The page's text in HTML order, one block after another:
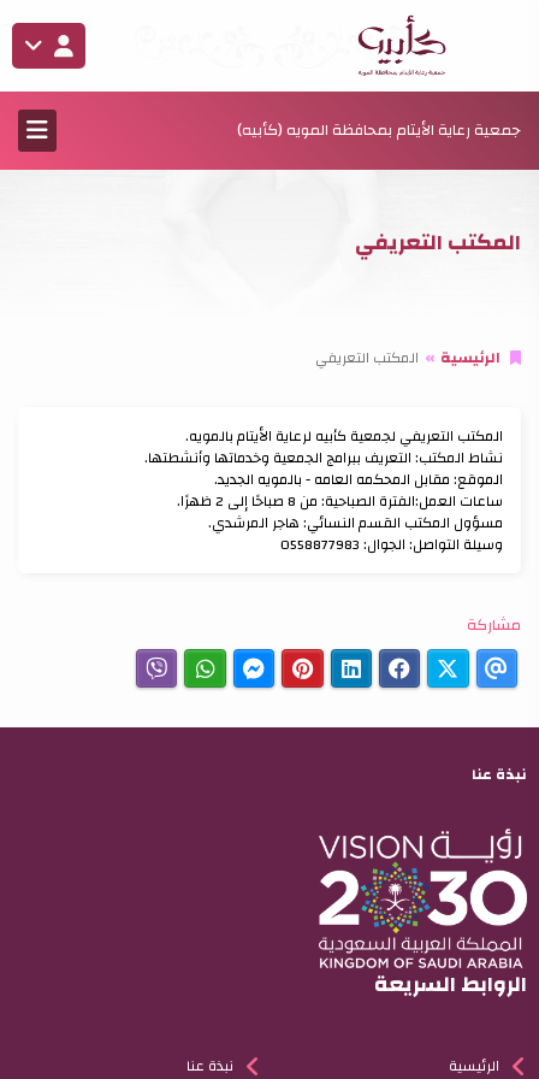
جمعية رعاية الأيتام بمحافظة المويه (كأبيه)
المكتب التعريفي
الرئيسية المكتب التعريفي
المكتب التعريفي لجمعية كأبيه لرعاية الأيتام بالمويه.
نشاط المكتب: التعريف ببرامج الجمعية وخدماتها وأنشطتها.
الموقع: مقابل المحكمه العامه - بالمويه الجديد.
ساعات العمل:الفترة الصباحية: من 8 صباحًا إلى 2 ظهرًا.
مسؤول المكتب القسم النسائي: هاجر المرشدي.
وسيلة التواصل: الجوال: 0558877983
مشاركة
نبذة عنا
الروابط السريعة
الرئيسية نبذة عنا